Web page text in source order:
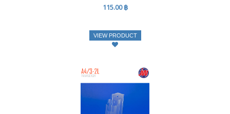
115.00 ฿
VIEW PRODUCT